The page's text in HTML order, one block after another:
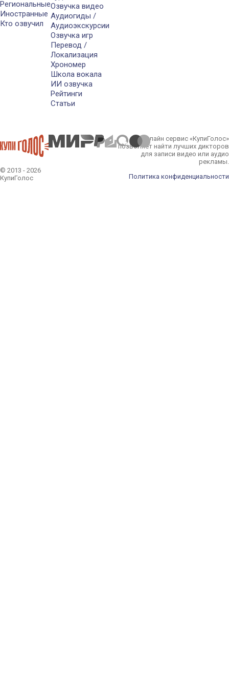
Региональные
Иностранные
Кто озвучил
Озвучка видео
Аудиогиды /
Аудиоэкскурсии
Озвучка игр
Перевод /
Локализация
Хрономер
Школа вокала
ИИ озвучка
Рейтинги
Статьи
© 2013 - 2026
КупиГолос
Онлайн сервис «КупиГолос»
позволяет найти лучших дикторов
для записи видео или аудио
рекламы.
Политика конфиденциальности